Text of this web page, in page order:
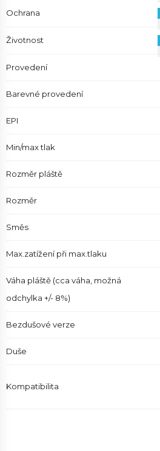
Ochrana
Životnost
Provedení
Barevné provedení
EPI
Min/max tlak
Rozměr pláště
Rozměr
Směs
Max.zatížení při max.tlaku
Váha pláště (cca váha, možná
odchylka +/- 8%)
Bezdušové verze
Duše
Kompatibilita